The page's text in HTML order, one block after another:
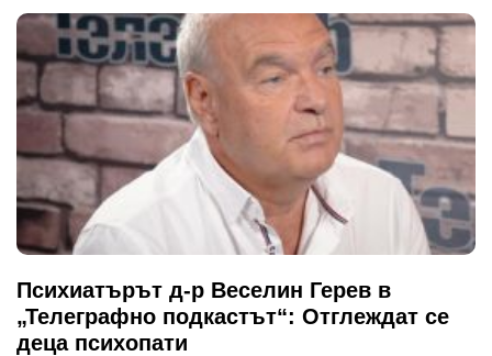
Психиатърът д-р Веселин Герев в
„Телеграфно подкастът“: Отглеждат се
деца психопати